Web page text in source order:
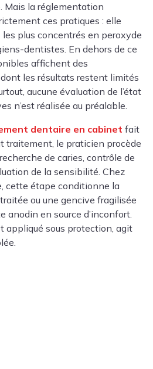
Mais la réglementation
ces pratiques : elle
les plus concentrés en peroxyde
dentistes. En dehors de ce
affichent des
les résultats restent limités
aucune évaluation de l’état
n’est réalisée au préalable.
dentaire en cabinet fait
traitement, le praticien procède
de caries, contrôle de
de la sensibilité. Chez
cette étape conditionne la
ou une gencive fragilisée
anodin en source d’inconfort.
appliqué sous protection, agit